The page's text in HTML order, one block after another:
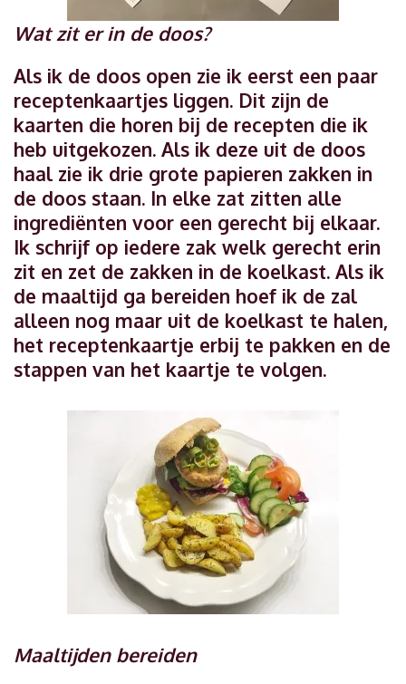
Wat zit er in de doos?
Als ik de doos open zie ik eerst een paar
receptenkaartjes liggen. Dit zijn de
kaarten die horen bij de recepten die ik
heb uitgekozen. Als ik deze uit de doos
haal zie ik drie grote papieren zakken in
de doos staan. In elke zat zitten alle
ingrediënten voor een gerecht bij elkaar.
Ik schrijf op iedere zak welk gerecht erin
zit en zet de zakken in de koelkast. Als ik
de maaltijd ga bereiden hoef ik de zal
alleen nog maar uit de koelkast te halen,
het receptenkaartje erbij te pakken en de
stappen van het kaartje te volgen.
Maaltijden bereiden